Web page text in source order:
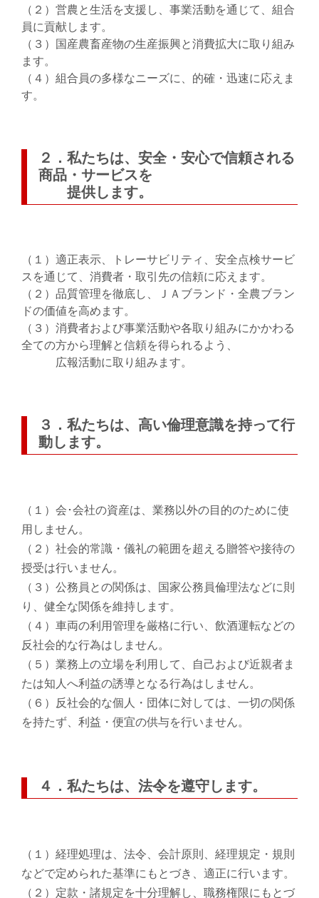
（２） 営農と生活を支援し、事業活動を通じて、組合
員に貢献します。
（３） 国産農畜産物の生産振興と消費拡大に取り組み
ます。
（４） 組合員の多様なニーズに、的確・迅速に応えま
す。
２．私たちは、安全・安心で信頼される
商品・サービスを
提供します。
（１）適正表示、トレーサビリティ、安全点検サービ
スを通じて、消費者・取引先の信頼に応えます。
（２）品質管理を徹底し、ＪＡブランド・全農ブラン
ドの価値を高めます。
（３）消費者および事業活動や各取り組みにかかわる
全ての方から理解と信頼を得られるよう、
広報活動に取り組みます。
３．私たちは、高い倫理意識を持って行
動します。
（１）会･会社の資産は、業務以外の目的のために使
用しません。
（２）社会的常識・儀礼の範囲を超える贈答や接待の
授受は行いません。
（３）公務員との関係は、国家公務員倫理法などに則
り、健全な関係を維持します。
（４）車両の利用管理を厳格に行い、飲酒運転などの
反社会的な行為はしません。
（５）業務上の立場を利用して、自己および近親者ま
たは知人へ利益の誘導となる行為はしません。
（６）反社会的な個人・団体に対しては、一切の関係
を持たず、利益・便宜の供与を行いません。
４．私たちは、法令を遵守します。
（１）経理処理は、法令、会計原則、経理規定・規則
などで定められた基準にもとづき、適正に行います。
（２）定款・諸規定を十分理解し、職務権限にもとづ